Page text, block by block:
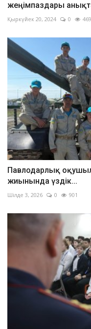
жеңімпаздары
Қыркүйек 20, 2024 0 469
Павлодарлық
жиынында үздік...
Шілде 3, 2026 0 901